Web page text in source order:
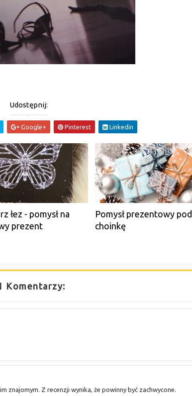
Udostępnij:
Google+ Pinterest Linkedin
łez - pomysł na
prezent
Pomysł prezentowy pod
choinkę
Komentarzy:
znajomym. Z recenzji wynika, że powinny być zachwycone.